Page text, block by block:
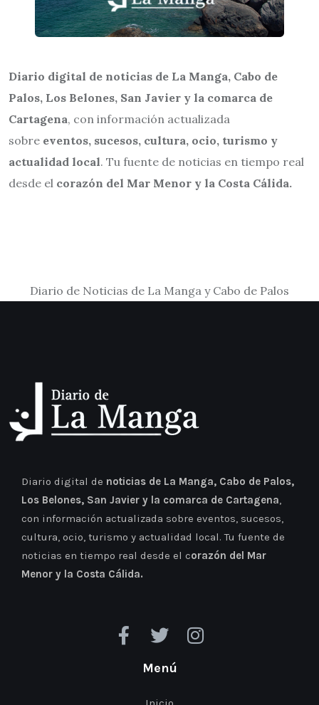
Diario digital de noticias de La Manga, Cabo de
Palos, Los Belones, San Javier y la comarca de
Cartagena, con información actualizada
sobre eventos, sucesos, cultura, ocio, turismo y
actualidad local. Tu fuente de noticias en tiempo real
desde el corazón del Mar Menor y la Costa Cálida.
Diario de Noticias de La Manga y Cabo de Palos
Diario digital de noticias de La Manga, Cabo de Palos,
Los Belones, San Javier y la comarca de Cartagena,
con información actualizada sobre eventos, sucesos,
cultura, ocio, turismo y actualidad local. Tu fuente de
noticias en tiempo real desde el corazón del Mar
Menor y la Costa Cálida.
Menú